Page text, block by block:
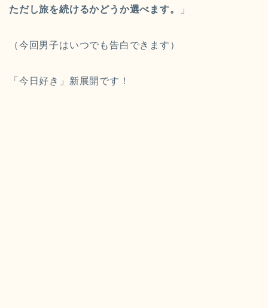
ただし旅を続けるかどうか選べます。 」
（今回男子はいつでも告白できます）
「今日好き」新展開です！